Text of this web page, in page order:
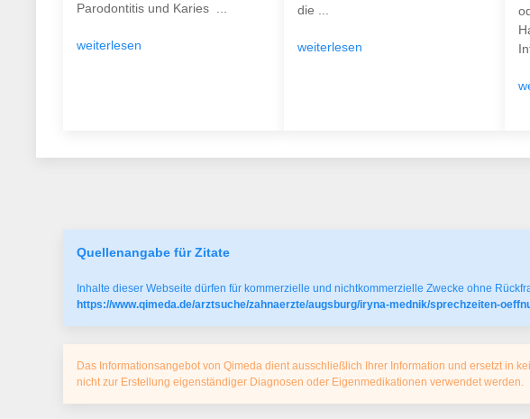
Parodontitis und Karies ...
weiterlesen
die ...
weiterlesen
Quellenangabe für Zitate
Inhalte dieser Webseite dürfen für kommerzielle und nichtkommerzielle Zwecke ohne
https://www.qimeda.de/arztsuche/zahnaerzte/augsburg/iryna-mednik/sprechzeiten-
Das Informationsangebot von Qimeda dient ausschließlich Ihrer Information und ersetzt in
nicht zur Erstellung eigenständiger Diagnosen oder Eigenmedikationen verwendet werden.